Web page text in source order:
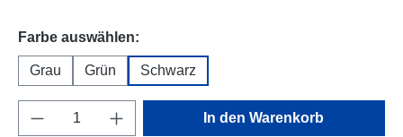
Farbe auswählen:
Grau Grün Schwarz
Produkt Anzahl: Gib den gewünschten
In den Warenkorb